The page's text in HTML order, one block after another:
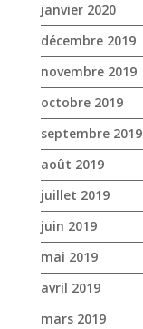
janvier 2020
décembre 2019
novembre 2019
octobre 2019
septembre 2019
août 2019
juillet 2019
juin 2019
mai 2019
avril 2019
mars 2019